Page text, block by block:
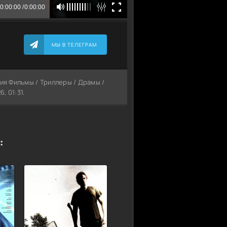
МЫ В ТЕЛЕГРАМ
Фильмы / Триллеры / Драмы /
01:31.